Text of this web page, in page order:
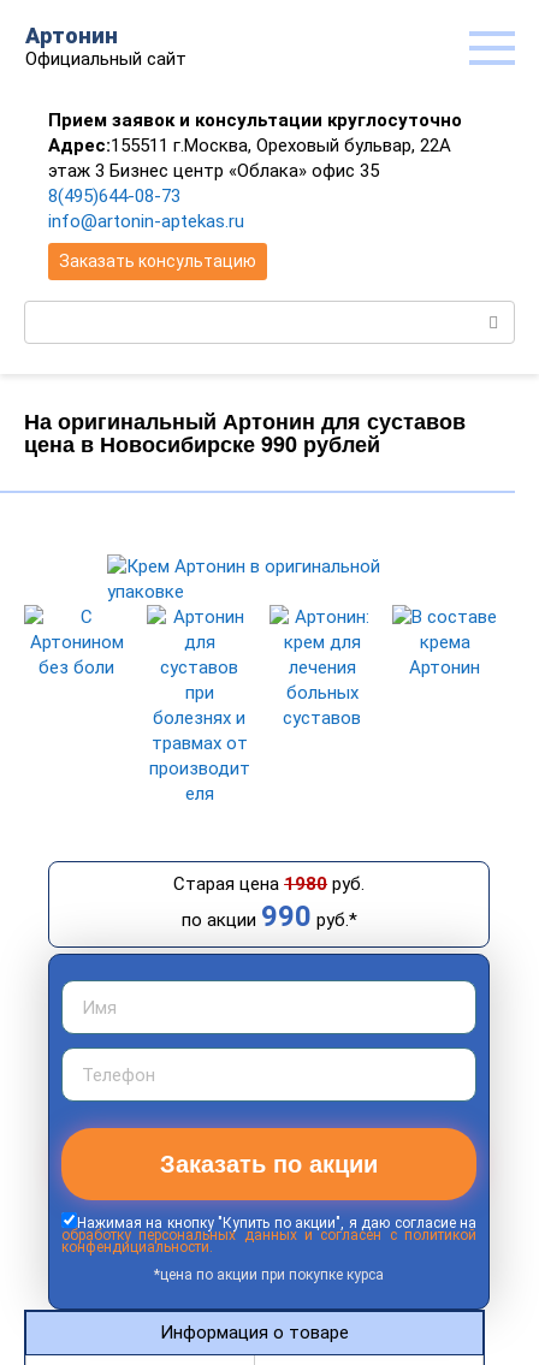
контенту
Артонин
Официальный сайт
Прием заявок и консультации круглосуточно
Адрес:155511 г.Москва, Ореховый бульвар, 22А
этаж 3 Бизнес центр «Облака» офис 35
8(495)644-08-73
info@artonin-aptekas.ru
Заказать консультацию
На оригинальный Артонин для суставов
цена в Новосибирске 990 рублей
Старая цена1980 руб.
по акции 990 руб.*
Заказать по акции
Нажимая на кнопку "Купить по акции", я даю согласие на
обработку персональных данных и согласен с политикой
конфендициальности.
*цена по акции при покупке курса
Информация о товаре